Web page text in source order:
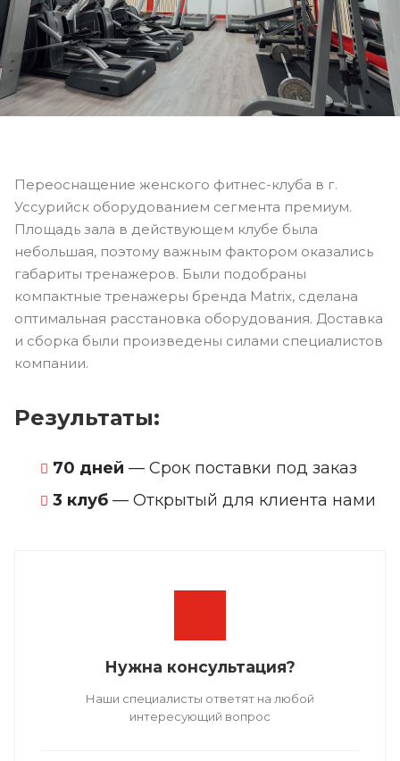
Переоснащение женского фитнес-клуба в г.
Уссурийск оборудованием сегмента премиум.
Площадь зала в действующем клубе была
небольшая, поэтому важным фактором оказались
габариты тренажеров. Были подобраны
компактные тренажеры бренда Matrix, cделана
оптимальная расстановка оборудования. Доставка
и сборка были произведены силами специалистов
компании.
Результаты:
70 дней — Срок поставки под заказ
3 клуб — Открытый для клиента нами
Нужна консультация?
Наши специалисты ответят на любой
интересующий вопрос